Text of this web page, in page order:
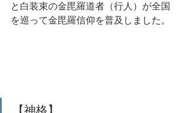
と 白装束の金毘羅道者（行人）が全国
を巡って金毘羅信仰を普及し ました。
【神格】